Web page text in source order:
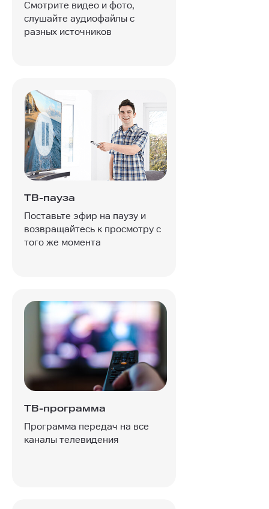
Смотрите видео и фото,
слушайте аудиофайлы с
разных источников
ТВ-пауза
Поставьте эфир на паузу и
возвращайтесь к просмотру с
того же момента
ТВ-программа
Программа передач на все
каналы телевидения